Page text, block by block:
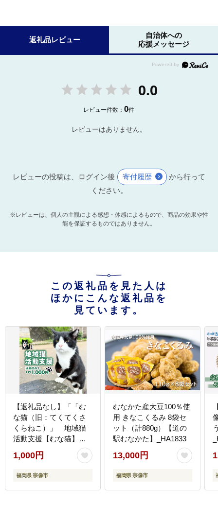
返礼品レビュー
自治体への
応援メッセージ
0.0
レビュー件数：0件
レビューはありません。
レビューの投稿は、ログイン後 寄付履歴
から行って
ください。
※レビューは、個人の主観による感想・体感によるもので、商品の効果や性
能を保証するものではありません。
この返礼品を見た人は
ほかにこんな返礼品を
見ています。
【返礼品なし】「「む
な猫（旧：てくてくさ
くらねこ）」 地域猫
活動支援【むな猫】
_HA1118
1,000円
福岡県 宗像市
むなかた産大豆100％使
用 きなこくるみ 8袋セ
ット（計880g）【道の
駅むなかた】_HA1833
13,000円
福岡県 宗像市